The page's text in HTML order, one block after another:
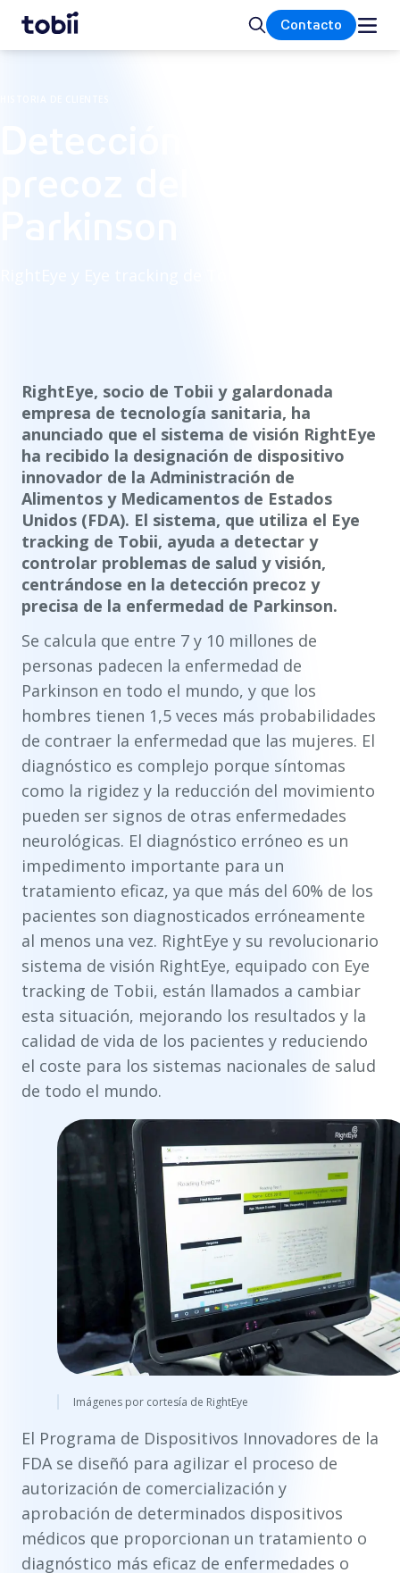
Inicio BuscarContacto
RightEye, socio de Tobii y galardonada
empresa de tecnología sanitaria, ha
anunciado que el sistema de visión RightEye
ha recibido la designación de dispositivo
innovador de la Administración de
Alimentos y Medicamentos de Estados
Unidos (FDA). El sistema, que utiliza el Eye
tracking de Tobii, ayuda a detectar y
controlar problemas de salud y visión,
centrándose en la detección precoz y
precisa de la enfermedad de Parkinson.
Se calcula que entre 7 y 10 millones de
personas padecen la enfermedad de
Parkinson en todo el mundo, y que los
hombres tienen 1,5 veces más probabilidades
de contraer la enfermedad que las mujeres. El
diagnóstico es complejo porque síntomas
como la rigidez y la reducción del movimiento
pueden ser signos de otras enfermedades
neurológicas. El diagnóstico erróneo es un
impedimento importante para un
tratamiento eficaz, ya que más del 60% de los
pacientes son diagnosticados erróneamente
al menos una vez. RightEye y su revolucionario
sistema de visión RightEye, equipado con Eye
tracking de Tobii, están llamados a cambiar
esta situación, mejorando los resultados y la
calidad de vida de los pacientes y reduciendo
el coste para los sistemas nacionales de salud
de todo el mundo.
Imágenes por cortesía de RightEye
El Programa de Dispositivos Innovadores de la
FDA se diseñó para agilizar el proceso de
autorización de comercialización y
aprobación de determinados dispositivos
médicos que proporcionan un tratamiento o
diagnóstico más eficaz de enfermedades o